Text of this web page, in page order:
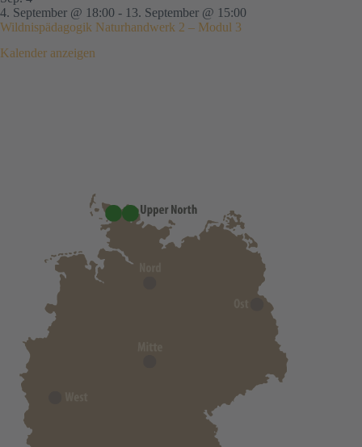
4. September @ 18:00 - 13. September @ 15:00
Wildnispädagogik Naturhandwerk 2 – Modul 3
Kalender anzeigen